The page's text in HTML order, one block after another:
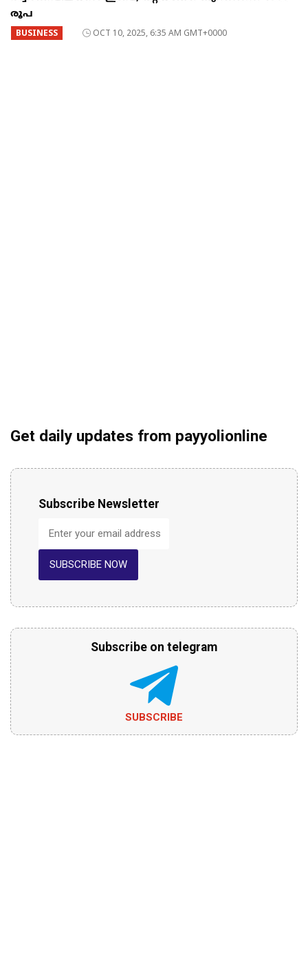
രൂപ
BUSINESS OCT 10, 2025, 6:35 AM GMT+0000
Get daily updates from payyolionline
Subscribe Newsletter
SUBSCRIBE NOW
Subscribe on telegram
SUBSCRIBE